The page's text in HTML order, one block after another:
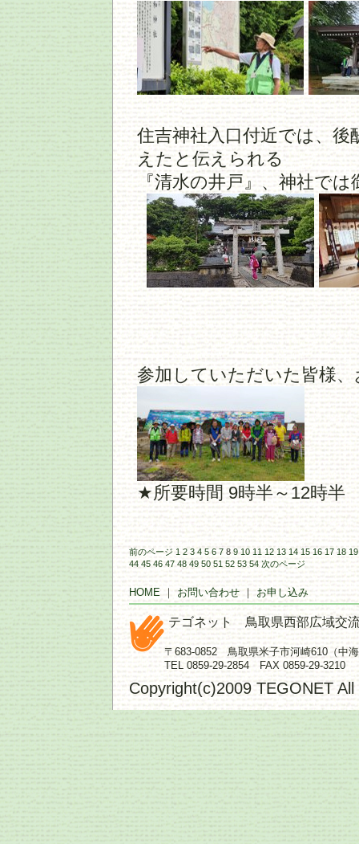
住吉神社入口付近では、
えたと伝えられる
『清水の井戸』、神社で
参加していただいた皆様
★所要時間 9時半～12時半
前のページ 1 2 3 4 5 6 7 8 9 10 11 12 13 14 15 16 17 18 19
44 45 46 47 48 49 50 51 52 53 54 次のページ
HOME ｜お問い合わせ｜お申し込み
テゴネット 鳥取県西部広域交
〒683-0852 鳥取県米子市河崎610（中
TEL 0859-29-2854 FAX 0859-29-3210
Copyright(c)2009 TEGONET